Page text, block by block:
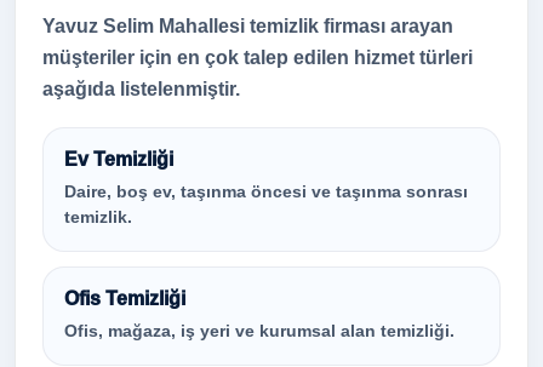
Yavuz Selim Mahallesi temizlik firması arayan
müşteriler için en çok talep edilen hizmet türleri
aşağıda listelenmiştir.
Ev Temizliği
Daire, boş ev, taşınma öncesi ve taşınma sonrası
temizlik.
Ofis Temizliği
Ofis, mağaza, iş yeri ve kurumsal alan temizliği.